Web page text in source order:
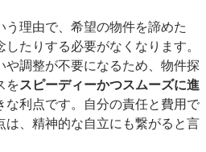
理由で、希望の物件を諦めた
たりする必要がなくなります。
調整が不要になるため、物件探
をスピーディーかつスムーズに進
な利点です。自分の責任と費用で
は、精神的な自立にも繋がると言